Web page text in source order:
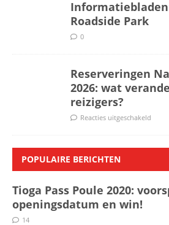
Roadside Park
0
Reserveringen
2026: wat
reizigers?
Reacties uitgeschakeld
POPULAIRE BERICHTEN
Tioga Pass Poule 2020:
openingsdatum en win!
14